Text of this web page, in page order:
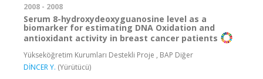
2008 - 2008
Serum 8-hydroxydeoxyguanosine level as a
biomarker for estimating DNA Oxidation and
antioxidant activity in breast cancer patients
Yükseköğretim Kurumları Destekli Proje , BAP Diğer
DİNCER Y. (Yürütücü)